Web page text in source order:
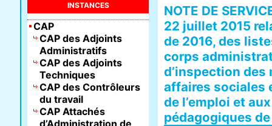
NOTE DE
22 juillet 2015
de 2016, des
corps
d’inspection des
affaires sociales
de l’emploi et
pédagogiques
INSTANCES
CAP
CAP des Adjoints
Administratifs
CAP des Adjoints
Techniques
CAP des Contrôleurs
du travail
CAP Attachés
d’Administration de